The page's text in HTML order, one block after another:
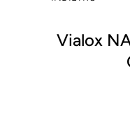
Vialox